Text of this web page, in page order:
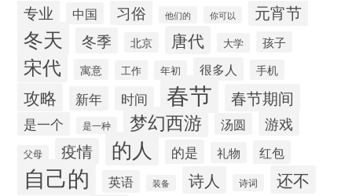
专业 中国 习俗 他们的 你可以 元宵节
冬天 冬季 北京 唐代 大学 孩子
宋代 寓意 工作 年初 很多人 手机
攻略 新年 时间 春节 春节期间
是一个 是一种 梦幻西游 汤圆 游戏
父母 疫情 的人 的是 礼物 红包
自己的 英语 装备 诗人 诗词 还不